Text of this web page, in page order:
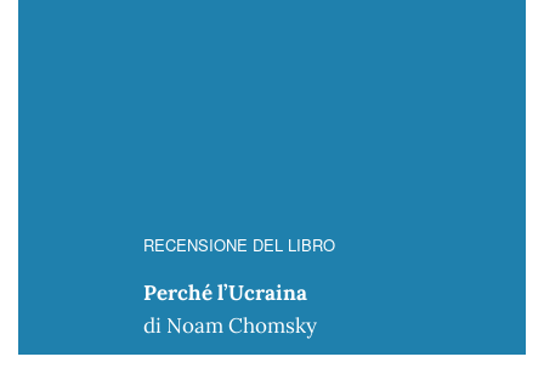
RECENSIONE DEL LIBRO
Perché l’Ucraina
di Noam Chomsky